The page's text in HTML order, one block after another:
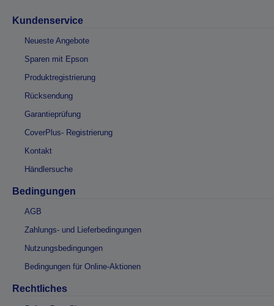
Kundenservice
Neueste Angebote
Sparen mit Epson
Produktregistrierung
Rücksendung
Garantieprüfung
CoverPlus- Registrierung
Kontakt
Händlersuche
Bedingungen
AGB
Zahlungs- und Lieferbedingungen
Nutzungsbedingungen
Bedingungen für Online-Aktionen
Rechtliches